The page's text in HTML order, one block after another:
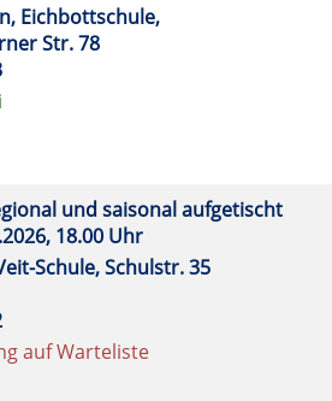
Eichbottschule,
Str. 78
und saisonal aufgetischt
18.00 Uhr
Schule, Schulstr. 35
auf Warteliste